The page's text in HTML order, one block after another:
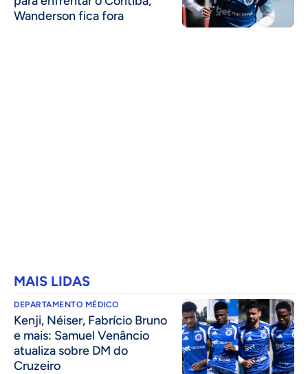
Wanderson fica fora
MAIS LIDAS
DEPARTAMENTO MÉDICO
Kenji, Néiser, Fabrício Bruno
e mais: Samuel Venâncio
atualiza sobre DM do
Cruzeiro